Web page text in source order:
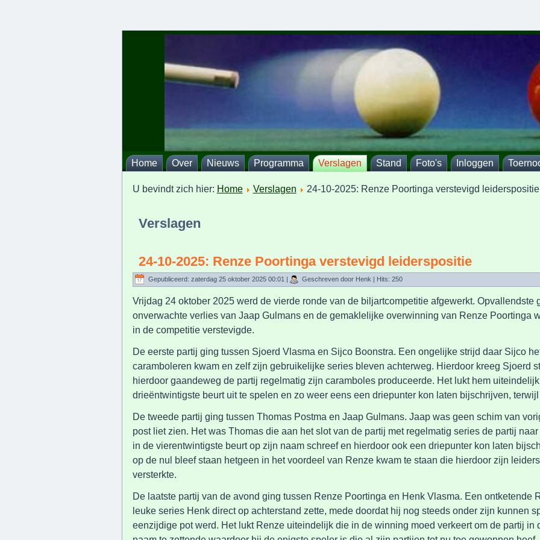
Home Over Nieuws Programma Verslagen Stand Foto's Inloggen
U bevindt zich hier: Home Verslagen 24-10-2025: Renze Poortinga verstevigd leiderspositie
Verslagen
24-10-2025: Renze Poortinga verstevigd leiderspositie
Gepubliceerd: zaterdag 25 oktober 2025 00:01 | Geschreven door Henk | Hits: 250
Vrijdag 24 oktober 2025 werd de vierde ronde van de biljartcompetitie afgewerkt. Opvallendste
onverwachte verlies van Jaap Gulmans en de gemaklelijke overwinning van Renze Poortinga
in de competitie verstevigde.
De eerste partij ging tussen Sjoerd Vlasma en Sijco Boonstra. Een ongelijke strijd daar Sijco
caramboleren kwam en zelf zijn gebruikelijke series bleven achterweg. Hierdoor kreeg Sjoerd
hierdoor gaandeweg de partij regelmatig zijn caramboles produceerde. Het lukt hem
drieëntwintigste beurt uit te spelen en zo weer eens een driepunter kon laten bijschrijven,
De tweede partij ging tussen Thomas Postma en Jaap Gulmans. Jaap was geen schim van
post liet zien. Het was Thomas die aan het slot van de partij met regelmatig series de partij
in de vierentwintigste beurt op zijn naam schreef en hierdoor ook een driepunter kon laten
op de nul bleef staan hetgeen in het voordeel van Renze kwam te staan die hierdoor zijn
versterkte.
De laatste partij van de avond ging tussen Renze Poortinga en Henk Vlasma. Een ontketende
leuke series Henk direct op achterstand zette, mede doordat hij nog steeds onder zijn kunnen
eenzijdige pot werd. Het lukt Renze uiteindelijk die in de winning moed verkeert om de partij in